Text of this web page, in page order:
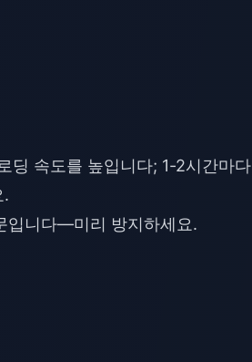
딩 속도를 높입니다; 1-2시간마다
.
입니다—미리 방지하세요.